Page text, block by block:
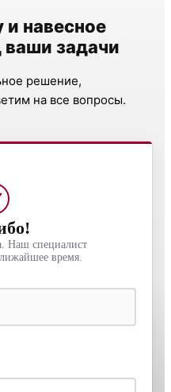
навесное
ваши задачи
решение,
на все вопросы.
Наш специалист
время.